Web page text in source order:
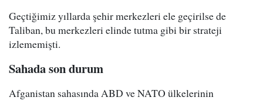
Geçtiğimiz yıllarda şehir merkezleri ele geçirilse de
Taliban, bu merkezleri elinde tutma gibi bir strateji
izlememişti.
Sahada son durum
Afganistan sahasında ABD ve NATO ülkelerinin